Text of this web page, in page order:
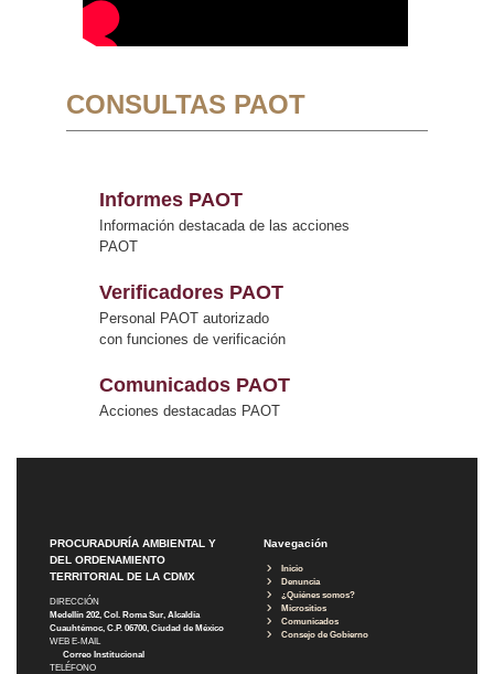
CONSULTAS PAOT
Informes PAOT
Información destacada de las acciones
PAOT
Verificadores PAOT
Personal PAOT autorizado
con funciones de verificación
Comunicados PAOT
Acciones destacadas PAOT
PROCURADURÍA AMBIENTAL Y
DEL ORDENAMIENTO
TERRITORIAL DE LA CDMX
DIRECCIÓN
Medellín 202, Col. Roma Sur, Alcaldía
Cuauhtémoc, C.P. 06700, Ciudad de México
WEB E-MAIL
Correo Institucional
TELÉFONO
Navegación
Inicio
Denuncia
¿Quiénes somos?
Micrositios
Comunicados
Consejo de Gobierno